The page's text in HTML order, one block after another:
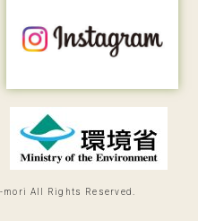
All Rights Reserved.